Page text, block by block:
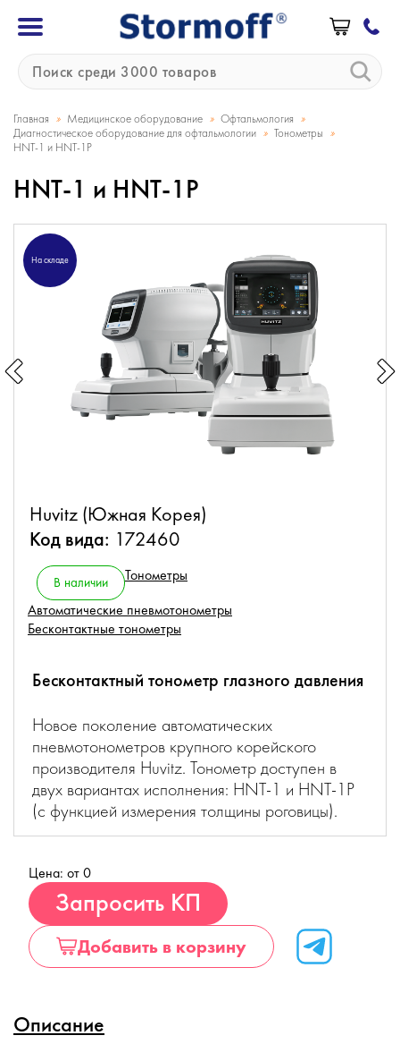
Главная » Медицинское оборудование » Офтальмология »
Диагностическое оборудование для офтальмологии » Тонометры »
HNT-1 и HNT-1P
HNT-1 и HNT-1P
На складе
Huvitz (Южная Корея)
Код вида: 172460
В наличии
Тонометры
Автоматические пневмотонометры
Бесконтактные тонометры
Бесконтактный тонометр глазного давления
Новое поколение автоматических
пневмотонометров крупного корейского
производителя Huvitz. Тонометр доступен в
двух вариантах исполнения: HNT-1 и HNT-1P
(с функцией измерения толщины роговицы).
Цена: от 0
Запросить КП
Добавить в корзину
Описание